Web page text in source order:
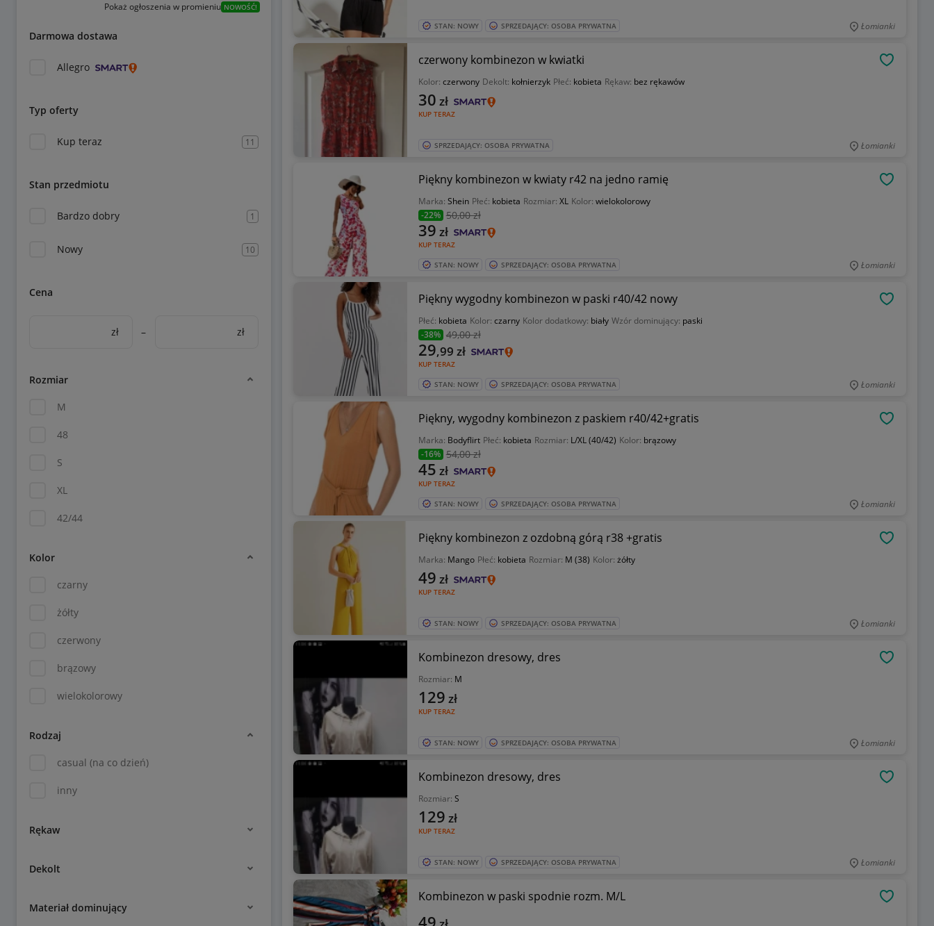
Pokaż ogłoszenia w promieniu NOWOŚĆ!
Darmowa dostawa
Allegro
Typ oferty
Kup teraz 11
Stan przedmiotu
Bardzo dobry 1
Nowy 10
Cena
zł – zł
Rozmiar
M
48
S
XL
42/44
Kolor
czarny
żółty
czerwony
brązowy
wielokolorowy
Rodzaj
casual (na co dzień)
inny
Rękaw
Dekolt
Materiał dominujący
STAN: NOWY SPRZEDAJĄCY: OSOBA PRYWATNA Łomianki
czerwony kombinezon w kwiatki
Kolor: czerwony Dekolt: kołnierzyk Płeć: kobieta Rękaw: bez rękawów
KUP TERAZ
30 zł
SPRZEDAJĄCY: OSOBA PRYWATNA Łomianki
Piękny kombinezon w kwiaty r42 na jedno ramię
Marka: Shein Płeć: kobieta Rozmiar: XL Kolor: wielokolorowy
-22% 50,00 zł
KUP TERAZ
39 zł
STAN: NOWY SPRZEDAJĄCY: OSOBA PRYWATNA Łomianki
Piękny wygodny kombinezon w paski r40/42 nowy
Płeć: kobieta Kolor: czarny Kolor dodatkowy: biały Wzór dominujący: paski
-38% 49,00 zł
KUP TERAZ
29,99 zł
STAN: NOWY SPRZEDAJĄCY: OSOBA PRYWATNA Łomianki
Piękny, wygodny kombinezon z paskiem r40/42+gratis
Marka: Bodyflirt Płeć: kobieta Rozmiar: L/XL (40/42) Kolor: brązowy
-16% 54,00 zł
KUP TERAZ
45 zł
STAN: NOWY SPRZEDAJĄCY: OSOBA PRYWATNA Łomianki
Piękny kombinezon z ozdobną górą r38 +gratis
Marka: Mango Płeć: kobieta Rozmiar: M (38) Kolor: żółty
KUP TERAZ
49 zł
STAN: NOWY SPRZEDAJĄCY: OSOBA PRYWATNA Łomianki
Kombinezon dresowy, dres
Rozmiar: M
KUP TERAZ
129 zł
STAN: NOWY SPRZEDAJĄCY: OSOBA PRYWATNA Łomianki
Kombinezon dresowy, dres
Rozmiar: S
KUP TERAZ
129 zł
STAN: NOWY SPRZEDAJĄCY: OSOBA PRYWATNA Łomianki
Kombinezon w paski spodnie rozm. M/L
49